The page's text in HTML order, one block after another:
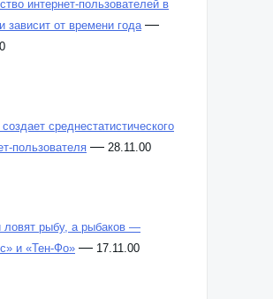
интернет-пользователей в
зависит от времени года —
среднестатистического
пользователя — 28.11.00
ловят рыбу, а рыбаков —
и «Тен-Фо» — 17.11.00